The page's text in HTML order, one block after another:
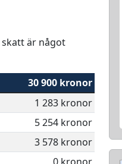
är något
30 900 kronor
1 283 kronor
5 254 kronor
3 578 kronor